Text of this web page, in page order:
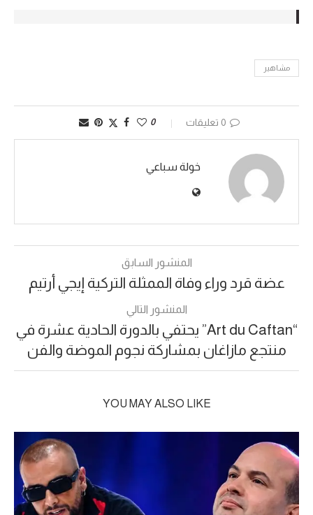
مشاهير
0 تعليقات 0
خولة سباعي
المنشور السابق
عضة قرد وراء وفاة الممثلة التركية إيجي أرتيم
المنشور التالي
“Art du Caftan” يحتفي بالدورة الحادية عشرة في
منتجع مازاغان بمشاركة نجوم الموضة والفن
YOU MAY ALSO LIKE